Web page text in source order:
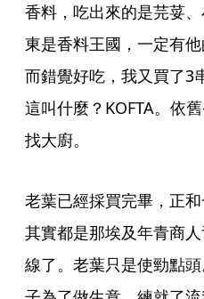
香料，吃出來的是芫荽
東是香料王國，一定有
而錯覺好吃，我又買了3
這叫什麼？KOFTA。依
找大廚。
老葉已經採買完畢，正
其實都是那埃及年青商
線了。老葉只是使勁點